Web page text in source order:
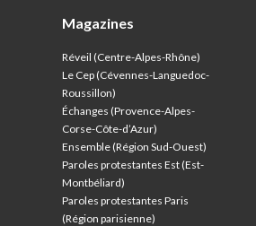
Magazines
Réveil (Centre-Alpes-Rhône)
Le Cep (Cévennes-Languedoc-
Roussillon)
Échanges (Provence-Alpes-
Corse-Côte-d’Azur)
Ensemble (Région Sud-Ouest)
Paroles protestantes Est (Est-
Montbéliard)
Paroles protestantes Paris
(Région parisienne)